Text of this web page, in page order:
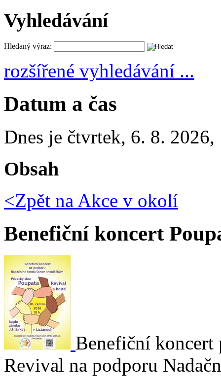
Vyhledávání
Hledaný výraz:
rozšířené vyhledávání ...
Datum a čas
Dnes je čtvrtek, 6. 8. 2026,
Obsah
<Zpět na Akce v okolí
Benefiční koncert
Benefiční koncert
Revival na podporu